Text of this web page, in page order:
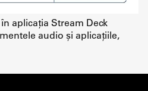
aplicația Stream Deck
audio și aplicațiile,